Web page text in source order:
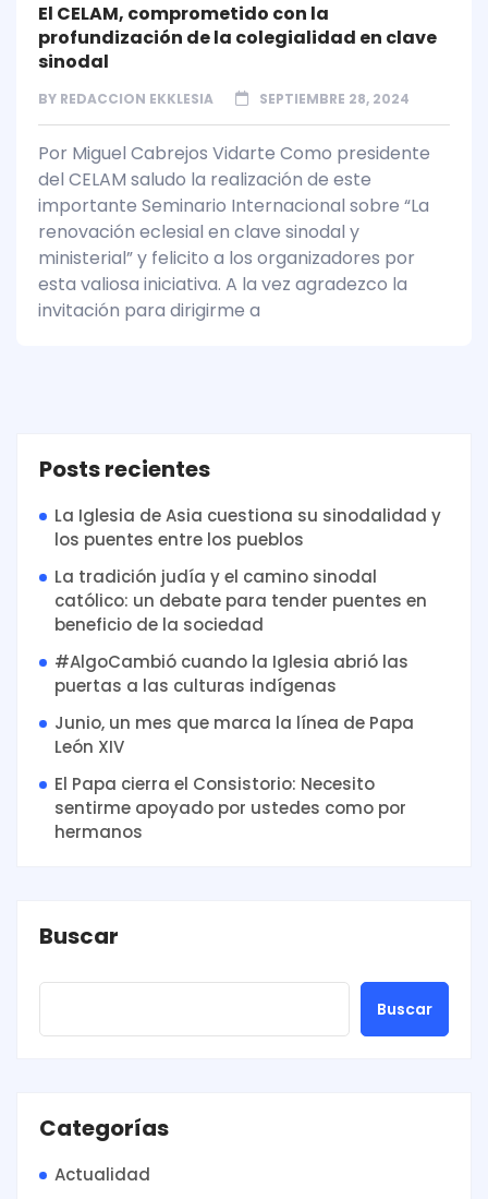
El CELAM, comprometido con la
profundización de la colegialidad en clave
sinodal
BY REDACCION EKKLESIA SEPTIEMBRE 28, 2024
Por Miguel Cabrejos Vidarte Como presidente
del CELAM saludo la realización de este
importante Seminario Internacional sobre “La
renovación eclesial en clave sinodal y
ministerial” y felicito a los organizadores por
esta valiosa iniciativa. A la vez agradezco la
invitación para dirigirme a
Posts recientes
La Iglesia de Asia cuestiona su sinodalidad y
los puentes entre los pueblos
La tradición judía y el camino sinodal
católico: un debate para tender puentes en
beneficio de la sociedad
#AlgoCambió cuando la Iglesia abrió las
puertas a las culturas indígenas
Junio, un mes que marca la línea de Papa
León XIV
El Papa cierra el Consistorio: Necesito
sentirme apoyado por ustedes como por
hermanos
Buscar
Buscar
Categorías
Actualidad